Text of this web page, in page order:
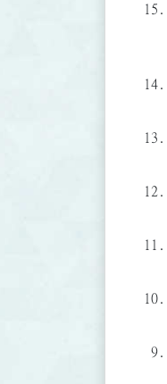
15.
14.
13.
12.
11.
10.
9.